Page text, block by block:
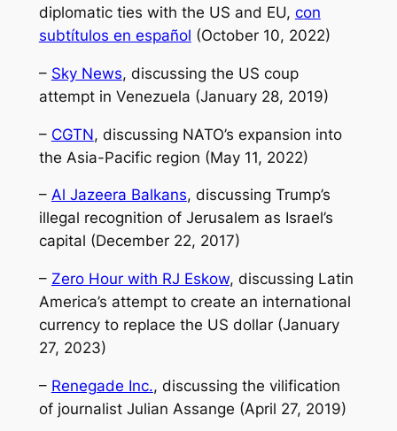
diplomatic ties with the US and EU, con
subtítulos en español (October 10, 2022)
– Sky News, discussing the US coup
attempt in Venezuela (January 28, 2019)
– CGTN, discussing NATO’s expansion into
the Asia-Pacific region (May 11, 2022)
– Al Jazeera Balkans, discussing Trump’s
illegal recognition of Jerusalem as Israel’s
capital (December 22, 2017)
– Zero Hour with RJ Eskow, discussing Latin
America’s attempt to create an international
currency to replace the US dollar (January
27, 2023)
– Renegade Inc., discussing the vilification
of journalist Julian Assange (April 27, 2019)